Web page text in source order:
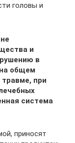
головы и
и
в
общем
при
система
приносят